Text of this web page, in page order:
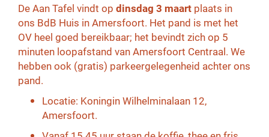
De Aan Tafel vindt op dinsdag 3 maart plaats in
ons BdB Huis in Amersfoort. Het pand is met het
OV heel goed bereikbaar; het bevindt zich op 5
minuten loopafstand van Amersfoort Centraal. We
hebben ook (gratis) parkeergelegenheid achter ons
pand.
Locatie: Koningin Wilhelminalaan 12,
Amersfoort.